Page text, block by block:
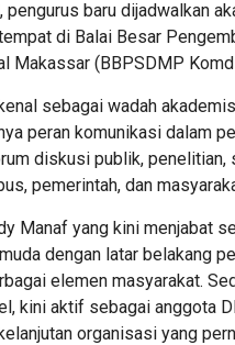
pengurus baru dijadwalkan
di Balai Besar
Makassar (BBPSDMP
sebagai wadah
peran komunikasi dalam
diskusi publik,
pemerintah, dan
Manaf yang kini menjabat
dengan latar belakang
elemen masyarakat.
kini aktif sebagai anggota
organisasi yang